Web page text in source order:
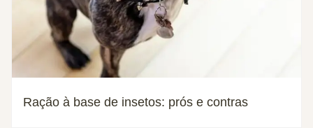
Ração à base de insetos: prós e contras